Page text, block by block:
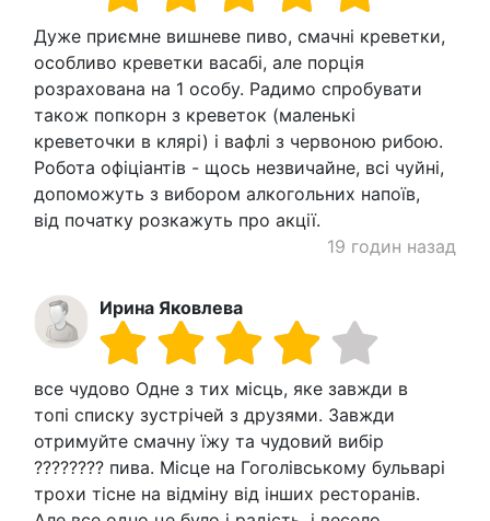
Дуже приємне вишневе пиво, смачні креветки,
особливо креветки васабі, але порція
розрахована на 1 особу. Радимо спробувати
також попкорн з креветок (маленькі
креветочки в клярі) і вафлі з червоною рибою.
Робота офіціантів - щось незвичайне, всі чуйні,
допоможуть з вибором алкогольних напоїв,
від початку розкажуть про акції.
19 годин назад
Ирина Яковлева
все чудово Одне з тих місць, яке завжди в
топі списку зустрічей з друзями. Завжди
отримуйте смачну їжу та чудовий вибір
???????? пива. Місце на Гоголівському бульварі
трохи тісне на відміну від інших ресторанів.